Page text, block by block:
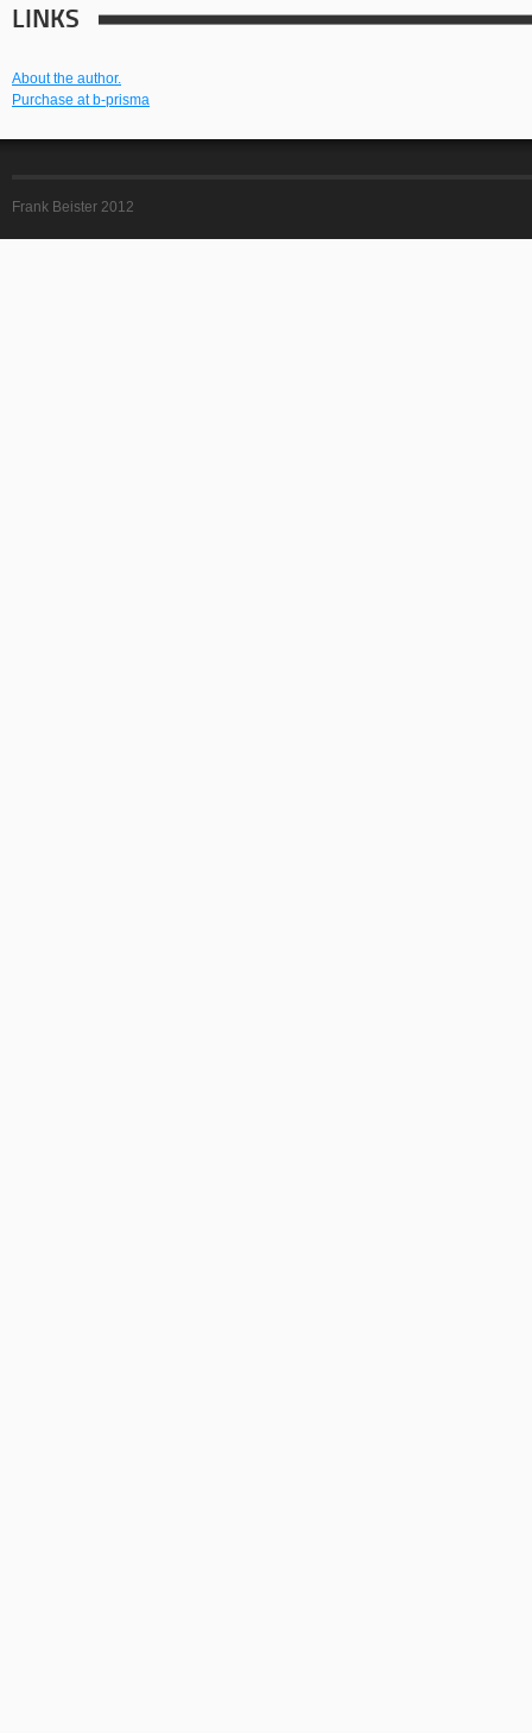
LINKS
About the author.
Purchase at b-prisma
Frank Beister 2012